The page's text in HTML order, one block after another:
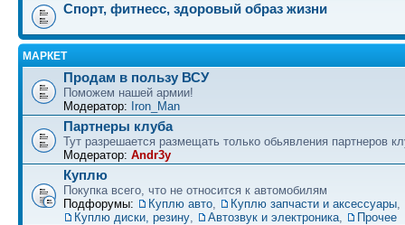
Спорт, фитнесс, здоровый образ жизни
МАРКЕТ
Продам в пользу ВСУ
Поможем нашей армии!
Модератор: Iron_Man
Партнеры клуба
Тут разрешается размещать только обьявления партнеров
Модератор: Andr3y
Куплю
Покупка всего, что не относится к автомобилям
Подфорумы:
Куплю авто, Куплю запчасти и аксессуары,
Куплю диски, резину, Автозвук и электроника, Прочее